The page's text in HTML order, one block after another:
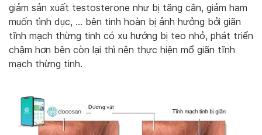
giảm sản xuất testosterone như bị tăng cân, giảm ham
muốn tình dục, … bên tinh hoàn bị ảnh hưởng bởi giãn
tĩnh mạch thừng tinh có xu hướng bị teo nhỏ, phát triển
chậm hơn bên còn lại thì nên thực hiện mổ giãn tĩnh
mạch thừng tinh.